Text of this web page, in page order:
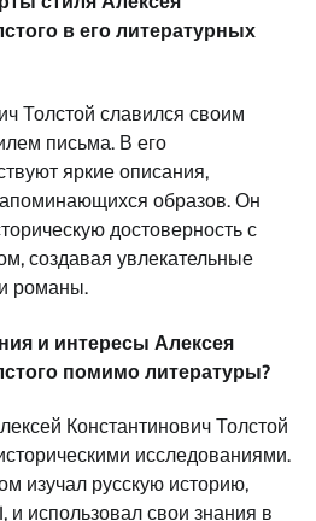
в его литературных
Толстой славился своим
письма. В его
яркие описания,
образов. Он
достоверность с
создавая увлекательные
романы.
и интересы Алексея
помимо литературы?
Константинович Толстой
исследованиями.
изучал русскую историю,
и использовал свои знания в